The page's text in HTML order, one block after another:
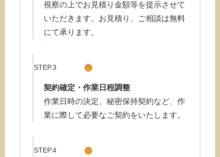
視察の上でお見積り金額等を提示させて
いただきます。お見積り、ご相談は無料
にて承ります。
STEP.3
契約確定・作業日程調整
作業日時の決定、秘密保持契約など、作
業に際して必要なご契約をいたします。
STEP.4